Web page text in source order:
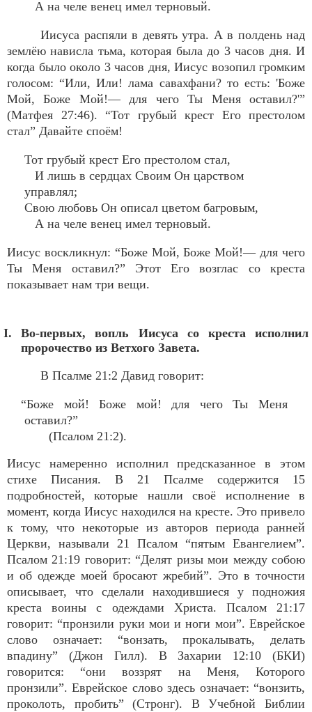
А на челе венец имел терновый.
Иисуса распяли в девять утра. А в полдень над
землёю нависла тьма, которая была до 3 часов дня. И
когда было около 3 часов дня, Иисус возопил громким
голосом: “Или, Или! лама савахфани? то есть: 'Боже
Мой, Боже Мой!— для чего Ты Меня оставил?'”
(Матфея 27:46). “Тот грубый крест Его престолом
стал” Давайте споём!
Тот грубый крест Его престолом стал,
И лишь в сердцах Своим Он царством
управлял;
Свою любовь Он описал цветом багровым,
А на челе венец имел терновый.
Иисус воскликнул: “Боже Мой, Боже Мой!— для чего
Ты Меня оставил?” Этот Его возглас со креста
показывает нам три вещи.
I. Во-первых, вопль Иисуса со креста исполнил
пророчество из Ветхого Завета.
В Псалме 21:2 Давид говорит:
“Боже мой! Боже мой! для чего Ты Меня
оставил?”
(Псалом 21:2).
Иисус намеренно исполнил предсказанное в этом
стихе Писания. В 21 Псалме содержится 15
подробностей, которые нашли своё исполнение в
момент, когда Иисус находился на кресте. Это привело
к тому, что некоторые из авторов периода ранней
Церкви, называли 21 Псалом “пятым Евангелием”.
Псалом 21:19 говорит: “Делят ризы мои между собою
и об одежде моей бросают жребий”. Это в точности
описывает, что сделали находившиеся у подножия
креста воины с одеждами Христа. Псалом 21:17
говорит: “пронзили руки мои и ноги мои”. Еврейское
слово означает: “вонзать, прокалывать, делать
впадину” (Джон Гилл). В Захарии 12:10 (БКИ)
говорится: “они воззрят на Меня, Которого
пронзили”. Еврейское слово здесь означает: “вонзить,
проколоть, пробить” (Стронг). В Учебной Библии